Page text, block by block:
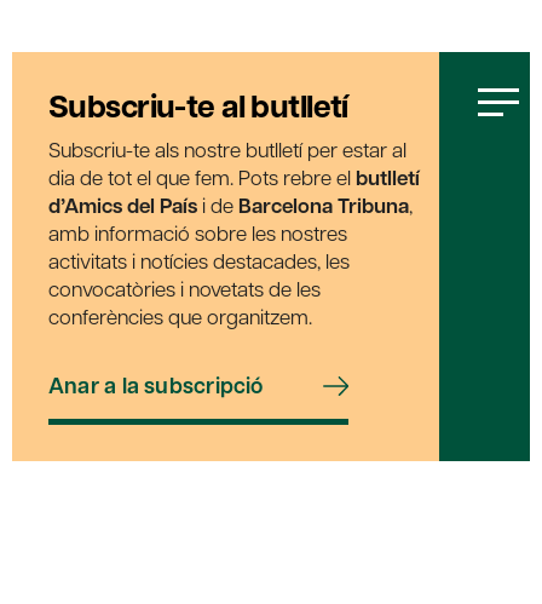
Subscriu-te al butlletí
Subscriu-te als nostre butlletí per estar al
dia de tot el que fem. Pots rebre el butlletí
d’Amics del País i de Barcelona Tribuna,
amb informació sobre les nostres
activitats i notícies destacades, les
convocatòries i novetats de les
conferències que organitzem.
Anar a la subscripció